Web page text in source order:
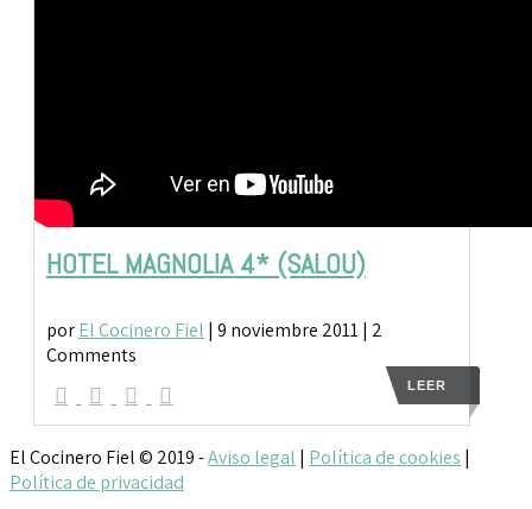
HOTEL MAGNOLIA 4* (SALOU)
porEl Cocinero Fiel | 9 noviembre 2011| 2
Comments
LEER
El Cocinero Fiel © 2019 -Aviso legal | Política de cookies |
Política de privacidad